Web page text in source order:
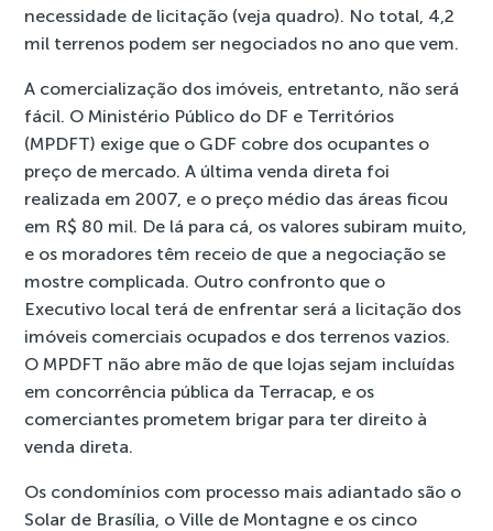
necessidade de licitação (veja quadro). No total, 4,2
mil terrenos podem ser negociados no ano que vem.
A comercialização dos imóveis, entretanto, não será
fácil. O Ministério Público do DF e Territórios
(MPDFT) exige que o GDF cobre dos ocupantes o
preço de mercado. A última venda direta foi
realizada em 2007, e o preço médio das áreas ficou
em R$ 80 mil. De lá para cá, os valores subiram muito,
e os moradores têm receio de que a negociação se
mostre complicada. Outro confronto que o
Executivo local terá de enfrentar será a licitação dos
imóveis comerciais ocupados e dos terrenos vazios.
O MPDFT não abre mão de que lojas sejam incluídas
em concorrência pública da Terracap, e os
comerciantes prometem brigar para ter direito à
venda direta.
Os condomínios com processo mais adiantado são o
Solar de Brasília, o Ville de Montagne e os cinco